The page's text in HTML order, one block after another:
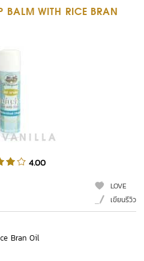
BALM WITH RICE BRAN
4.00
LOVE
เขียนรีวิว
Bran Oil